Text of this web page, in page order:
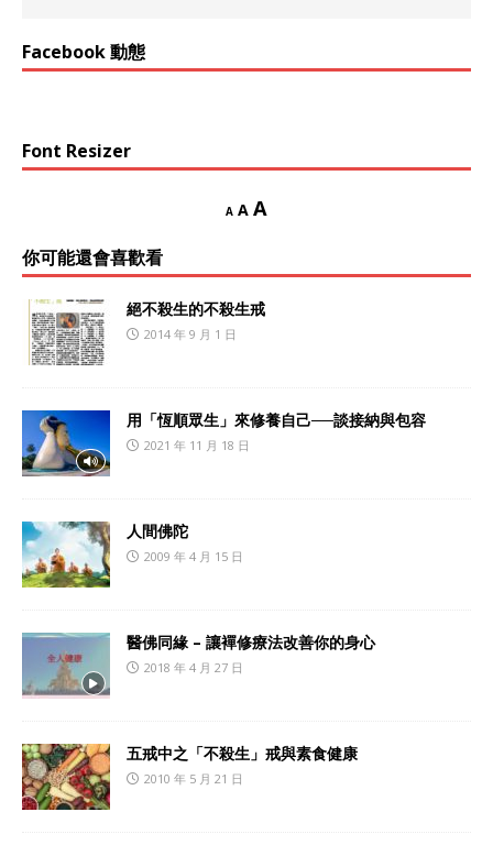
Facebook 動態
Font Resizer
A A A
你可能還會喜歡看
絕不殺生的不殺生戒
2014 年 9 月 1 日
用「恆順眾生」來修養自己──談接納與包容
2021 年 11 月 18 日
人間佛陀
2009 年 4 月 15 日
醫佛同緣 – 讓襌修療法改善你的身心
2018 年 4 月 27 日
五戒中之「不殺生」戒與素食健康
2010 年 5 月 21 日